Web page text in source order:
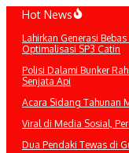
Lewati
konten
Hot News
Lahirkan Generasi
Optimalisasi SP3 Catin
Polisi Dalami Bunker
Senjata Api
Acara Sidang Tahunan
Viral di Media Sosial,
Dua Pendaki Tewas di